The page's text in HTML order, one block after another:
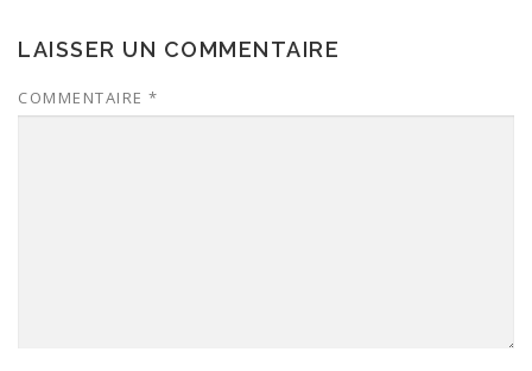
LAISSER UN COMMENTAIRE
COMMENTAIRE *